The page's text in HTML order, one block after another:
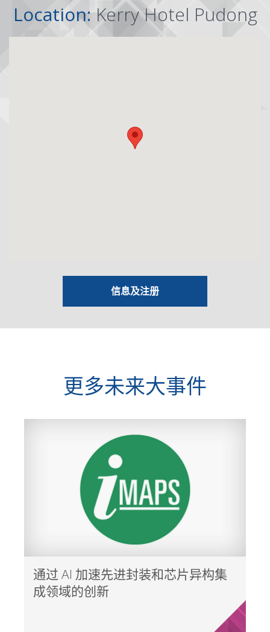
Location: Kerry Hotel Pudong
信息及注册
更多未来大事件
通过 AI 加速先进封装和芯片异构集
成领域的创新